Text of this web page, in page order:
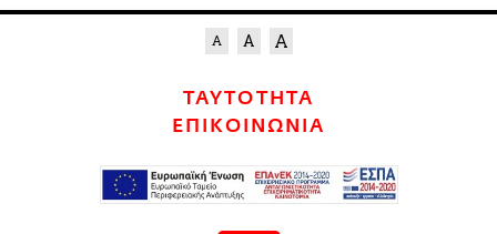
ΤΑΥΤΟΤΗΤΑ
ΕΠΙΚΟΙΝΩΝΙΑ